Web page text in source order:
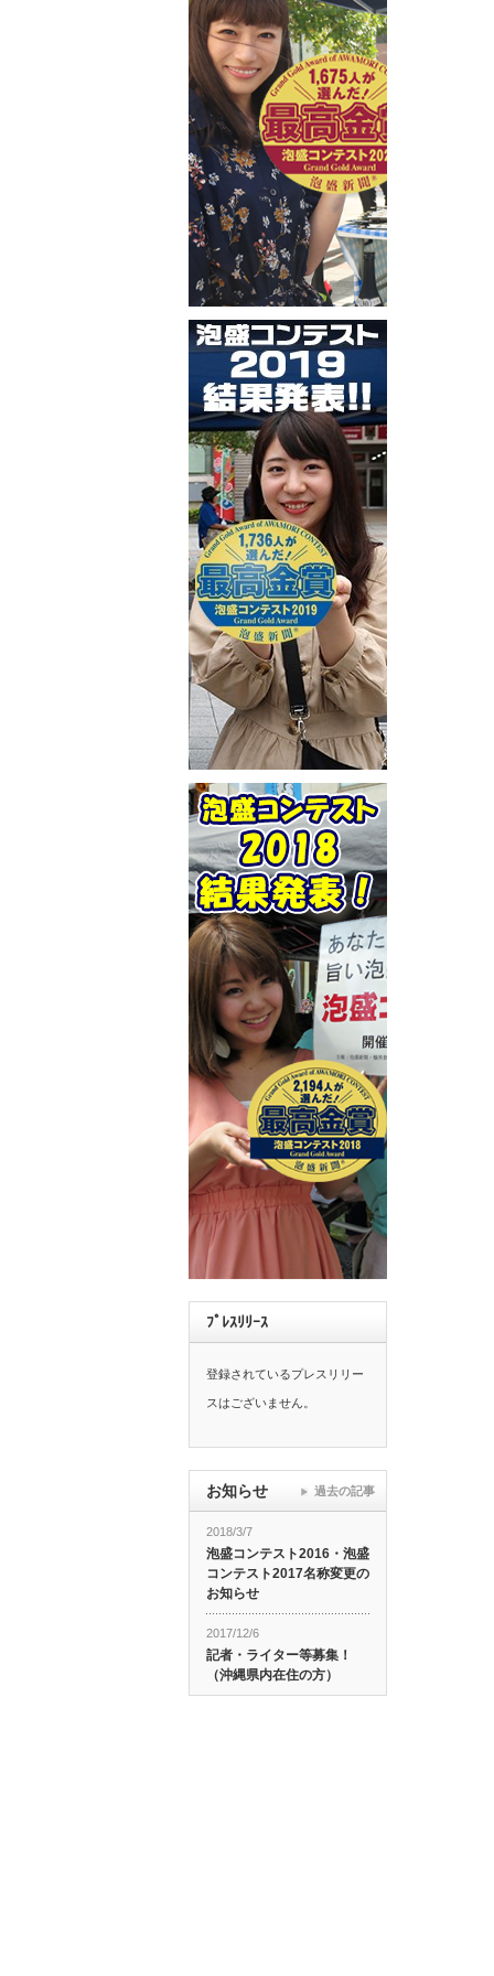
ﾌﾟﾚｽﾘﾘｰｽ
登録されているプレスリリー
スはございません。
お知らせ
2018/3/7
泡盛コンテスト2016・泡盛
コンテスト2017名称変更の
お知らせ
2017/12/6
記者・ライター等募集！
（沖縄県内在住の方）
過去の記事